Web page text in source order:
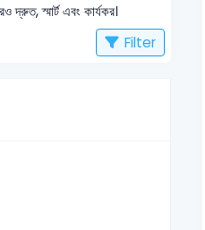
স্মার্ট এবং কার্যকর।
Filter